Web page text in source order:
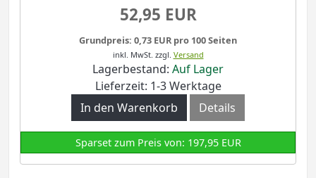
52,95 EUR
Grundpreis: 0,73 EUR pro 100 Seiten
inkl. MwSt. zzgl. Versand
Lagerbestand: Auf Lager
Lieferzeit: 1-3 Werktage
In den Warenkorb
Details
Sparset zum Preis von: 197,95 EUR